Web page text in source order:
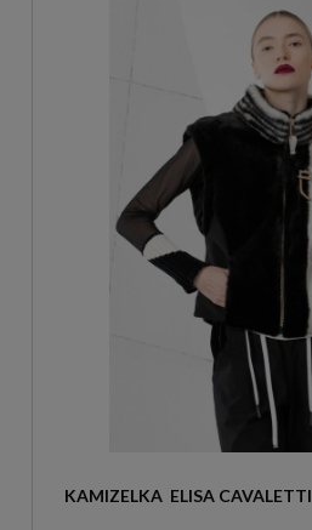
KAMIZELKA  ELISA CAVALETTI